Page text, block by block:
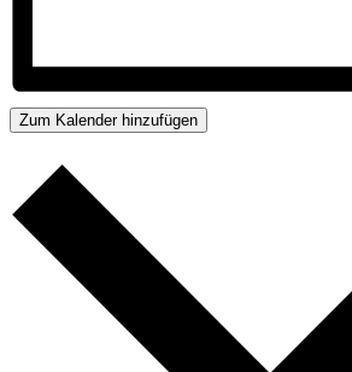
Zum Kalender hinzufügen